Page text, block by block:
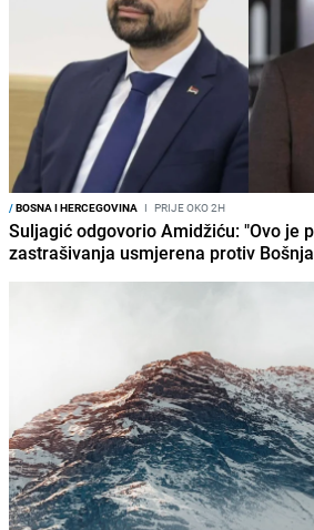
/BOSNA I HERCEGOVINA I PRIJE OKO 2H
Suljagić odgovorio Amidžiću: "Ovo je
zastrašivanja usmjerena protiv